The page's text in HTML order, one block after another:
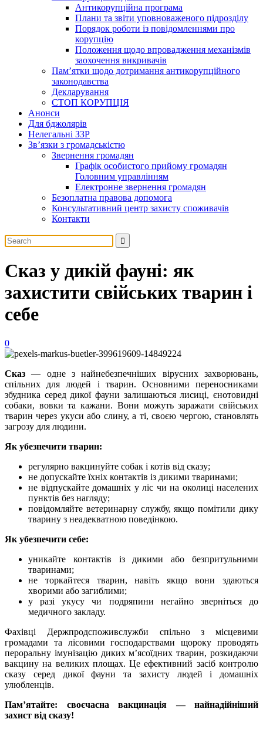
Антикорупційна програма
Плани та звіти уповноваженого підрозділу
Порядок роботи із повідомленнями про
корупцію
Положення щодо впровадження механізмів
заохочення викривачів
Пам’ятки щодо дотримання антикорупційного
законодавства
Декларування
СТОП КОРУПЦІЯ
Анонси
Для бджолярів
Нелегальні ЗЗР
Зв’язки з громадськістю
Звернення громадян
Графік особистого прийому громадян
Головним управлінням
Електронне звернення громадян
Безоплатна правова допомога
Консультативний центр захисту споживачів
Контакти
Сказ у дикій фауні: як
захистити свійських тварин і
себе
0
Сказ — одне з найнебезпечніших вірусних захворювань,
спільних для людей і тварин. Основними переносниками
збудника серед дикої фауни залишаються лисиці, єнотовидні
собаки, вовки та кажани. Вони можуть заражати свійських
тварин через укуси або слину, а ті, своєю чергою, становлять
загрозу для людини.
Як убезпечити тварин:
регулярно вакцинуйте собак і котів від сказу;
не допускайте їхніх контактів із дикими тваринами;
не відпускайте домашніх у ліс чи на околиці населених
пунктів без нагляду;
повідомляйте ветеринарну службу, якщо помітили дику
тварину з неадекватною поведінкою.
Як убезпечити себе:
уникайте контактів із дикими або безпритульними
тваринами;
не торкайтеся тварин, навіть якщо вони здаються
хворими або загиблими;
у разі укусу чи подряпини негайно зверніться до
медичного закладу.
Фахівці Держпродспоживслужби спільно з місцевими
громадами та лісовими господарствами щороку проводять
пероральну імунізацію диких м’ясоїдних тварин, розкидаючи
вакцину на великих площах. Це ефективний засіб контролю
сказу серед дикої фауни та захисту людей і домашніх
улюбленців.
Пам’ятайте: своєчасна вакцинація — найнадійніший
захист від сказу!